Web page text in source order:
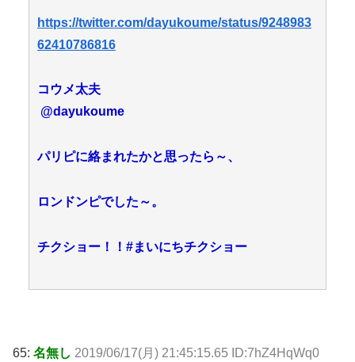
https://twitter.com/dayukoume/status/9248983
62410786816
コウメ太夫
‏ @dayukoume
パリピに絡まれたかと思ったら～、
ロンドンピでした～。
チクショー！！#まいにちチクショー
65: 名無し 2019/06/17(月) 21:45:15.65 ID:7hZ4HqWq0